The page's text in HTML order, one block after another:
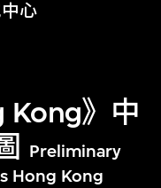
心
Kong》中
Preliminary
Hong Kong
一世纪视觉